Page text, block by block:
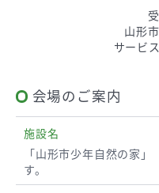
山形
サービ
会場のご案内
施設名
「山形市少年自然の家
す。